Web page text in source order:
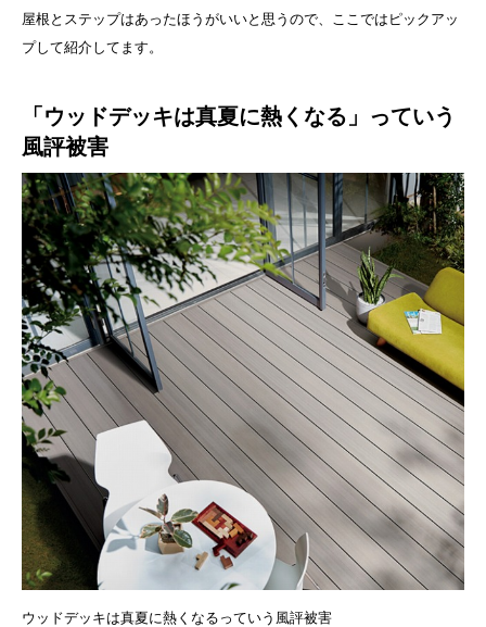
屋根とステップはあったほうがいいと思うので、ここではピックアッ
プして紹介してます。
「ウッドデッキは真夏に熱くなる」っていう
風評被害
ウッドデッキは真夏に熱くなるっていう風評被害